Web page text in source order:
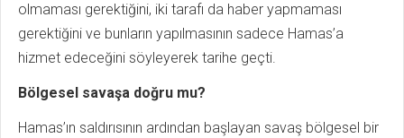
olmaması gerektiğini, iki tarafı da haber yapmaması
gerektiğini ve bunların yapılmasının sadece Hamas’a
hizmet edeceğini söyleyerek tarihe geçti.
Bölgesel savaşa doğru mu?
Hamas’ın saldırısının ardından başlayan savaş bölgesel bir